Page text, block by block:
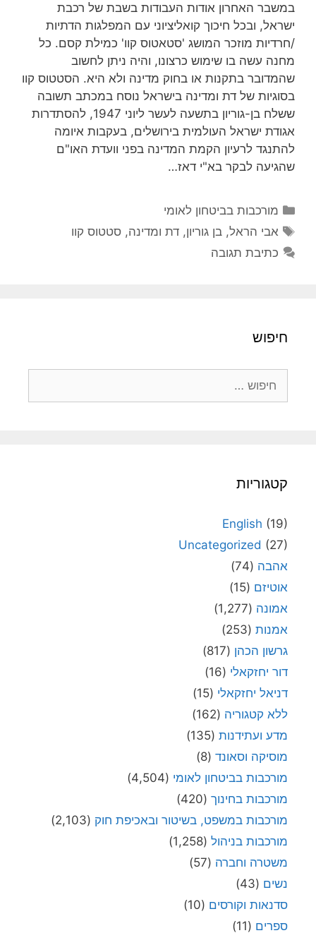
במשבר האחרון אודות העבודות בשבת של רכבת
ישראל, ובכל חיכוך קואליציוני עם המפלגות הדתיות
/חרדיות מוזכר המושג 'סטאטוס קוו' כמילת קסם. כל
מחנה עשה בו שימוש כרצונו, והיה ניתן לחשוב
שהמדובר בתקנות או בחוק מדינה ולא היא. הסטטוס קוו
בסוגיות של דת ומדינה בישראל נוסח במכתב תשובה
ששלח בן-גוריון בתשעה לעשר ליוני 1947, להסתדרות
אגודת ישראל העולמית בירושלים, בעקבות איומה
להתנגד לרעיון הקמת המדינה בפני וועדת האו"ם
שהגיעה לבקר בא"י דאז…
קטגוריות
מורכבות בביטחון לאומי
תגיות
אבי הראל,בן גוריון,דת ומדינה,סטטוס קוו
כתיבת תגובה
חיפוש
קטגוריות
English (19)
Uncategorized (27)
אהבה (74)
אוטיזם (15)
אמונה (1,277)
אמנות (253)
גרשון הכהן (817)
דור יחזקאלי (16)
דניאל יחזקאלי (15)
ללא קטגוריה (162)
מדע ועתידנות (135)
מוסיקה וסאונד (8)
מורכבות בביטחון לאומי (4,504)
מורכבות בחינוך (420)
מורכבות במשפט, בשיטור ובאכיפת חוק (2,103)
מורכבות בניהול (1,258)
משטרה וחברה (57)
נשים (43)
סדנאות וקורסים (10)
ספרים (11)